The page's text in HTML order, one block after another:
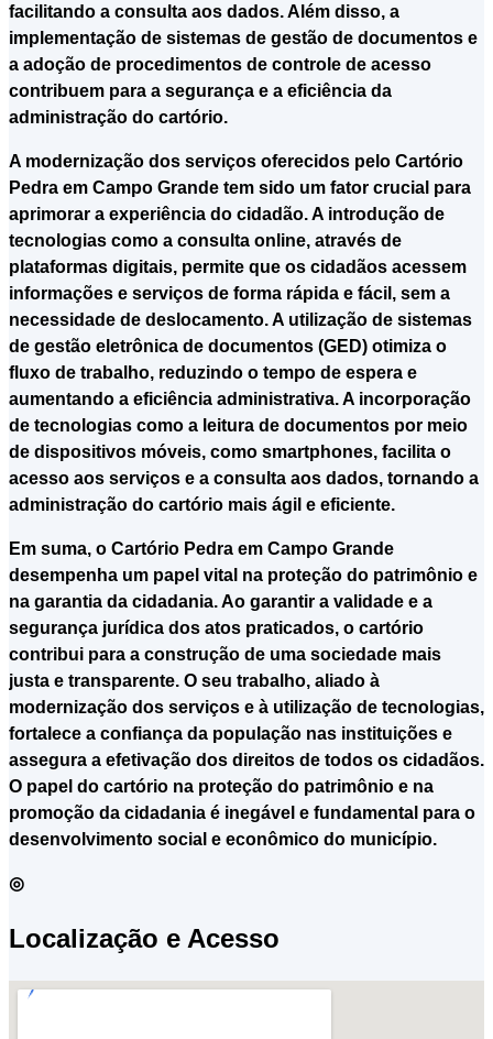
facilitando a consulta aos dados. Além disso, a
implementação de sistemas de gestão de documentos e
a adoção de procedimentos de controle de acesso
contribuem para a segurança e a eficiência da
administração do cartório.
A modernização dos serviços oferecidos pelo Cartório
Pedra em Campo Grande tem sido um fator crucial para
aprimorar a experiência do cidadão. A introdução de
tecnologias como a consulta online, através de
plataformas digitais, permite que os cidadãos acessem
informações e serviços de forma rápida e fácil, sem a
necessidade de deslocamento. A utilização de sistemas
de gestão eletrônica de documentos (GED) otimiza o
fluxo de trabalho, reduzindo o tempo de espera e
aumentando a eficiência administrativa. A incorporação
de tecnologias como a leitura de documentos por meio
de dispositivos móveis, como smartphones, facilita o
acesso aos serviços e a consulta aos dados, tornando a
administração do cartório mais ágil e eficiente.
Em suma, o Cartório Pedra em Campo Grande
desempenha um papel vital na proteção do patrimônio e
na garantia da cidadania. Ao garantir a validade e a
segurança jurídica dos atos praticados, o cartório
contribui para a construção de uma sociedade mais
justa e transparente. O seu trabalho, aliado à
modernização dos serviços e à utilização de tecnologias,
fortalece a confiança da população nas instituições e
assegura a efetivação dos direitos de todos os cidadãos.
O papel do cartório na proteção do patrimônio e na
promoção da cidadania é inegável e fundamental para o
desenvolvimento social e econômico do município.
◎
Localização e Acesso